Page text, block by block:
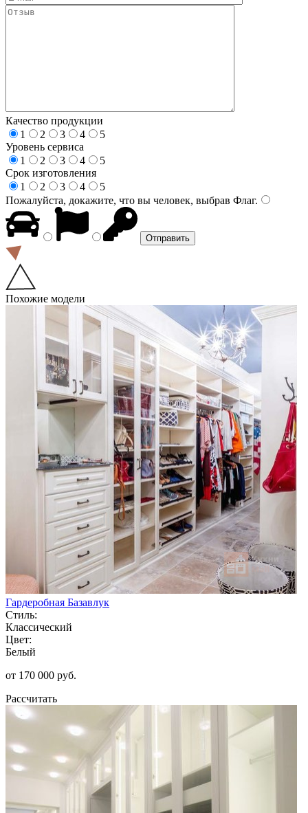
Качество продукции
1
2 3 4
5
Уровень сервиса
1
2 3 4
5
Срок изготовления
1
2 3 4
5
Пожалуйста, докажите, что вы человек, выбрав Флаг.
Похожие модели
Гардеробная Базавлук
Стиль:
Классический
Цвет:
Белый
от 170 000 руб.
Рассчитать